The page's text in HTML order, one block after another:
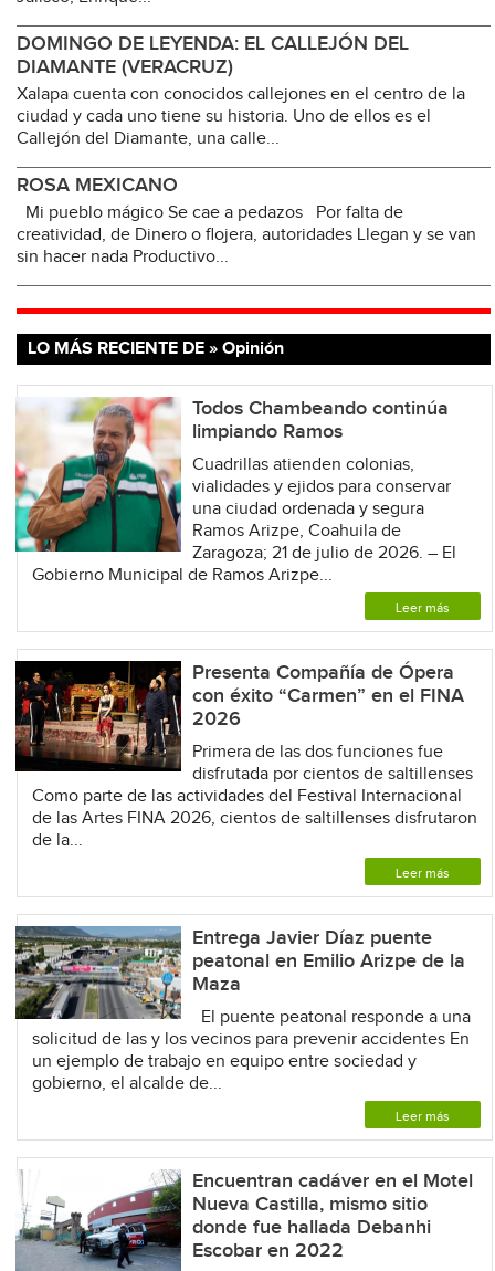
DOMINGO DE LEYENDA: EL CALLEJÓN DEL
DIAMANTE (VERACRUZ)
Xalapa cuenta con conocidos callejones en el centro de la
ciudad y cada uno tiene su historia. Uno de ellos es el
Callejón del Diamante, una calle...
ROSA MEXICANO
Mi pueblo mágico Se cae a pedazos Por falta de
creatividad, de Dinero o flojera, autoridades Llegan y se van
sin hacer nada Productivo...
LO MÁS RECIENTE DE » Opinión
Todos Chambeando continúa
limpiando Ramos
Cuadrillas atienden colonias,
vialidades y ejidos para conservar
una ciudad ordenada y segura
Ramos Arizpe, Coahuila de
Zaragoza; 21 de julio de 2026. – El
Gobierno Municipal de Ramos Arizpe...
Leer más
Presenta Compañía de Ópera
con éxito “Carmen” en el FINA
2026
Primera de las dos funciones fue
disfrutada por cientos de saltillenses
Como parte de las actividades del Festival Internacional
de las Artes FINA 2026, cientos de saltillenses disfrutaron
de la...
Leer más
Entrega Javier Díaz puente
peatonal en Emilio Arizpe de la
Maza
El puente peatonal responde a una
solicitud de las y los vecinos para prevenir accidentes En
un ejemplo de trabajo en equipo entre sociedad y
gobierno, el alcalde de...
Leer más
Encuentran cadáver en el Motel
Nueva Castilla, mismo sitio
donde fue hallada Debanhi
Escobar en 2022